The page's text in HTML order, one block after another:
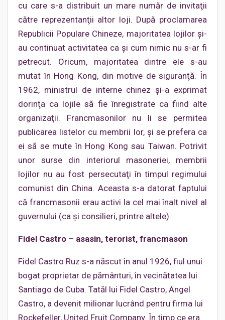
cu care s-a distribuit un mare număr de invitaţii
către reprezentanţii altor loji. După proclamarea
Republicii Populare Chineze, majoritatea lojilor şi-
au continuat activitatea ca şi cum nimic nu s-ar fi
petrecut. Oricum, majoritatea dintre ele s-au
mutat în Hong Kong, din motive de siguranţă. În
1962, ministrul de interne chinez şi-a exprimat
dorinţa ca lojile să fie înregistrate ca fiind alte
organizaţii. Francmasonilor nu li se permitea
publicarea listelor cu membrii lor, şi se prefera ca
ei să se mute în Hong Kong sau Taiwan. Potrivit
unor surse din interiorul masoneriei, membrii
lojilor nu au fost persecutaţi în timpul regimului
comunist din China. Aceasta s-a datorat faptului
că francmasonii erau activi la cel mai înalt nivel al
guvernului (ca şi consilieri, printre altele).
Fidel Castro – asasin, terorist, francmason
Fidel Castro Ruz s-a născut în anul 1926, fiul unui
bogat proprietar de pământuri, în vecinătatea lui
Santiago de Cuba. Tatăl lui Fidel Castro, Angel
Castro, a devenit milionar lucrând pentru firma lui
Rockefeller, United Fruit Company. În timp ce era